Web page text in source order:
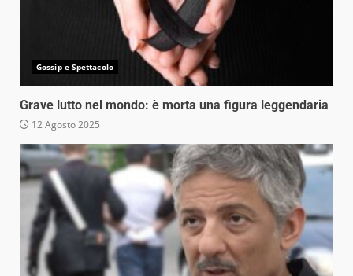
Gossip e Spettacolo
Grave lutto nel mondo: è morta una figura leggendaria
12 Agosto 2025